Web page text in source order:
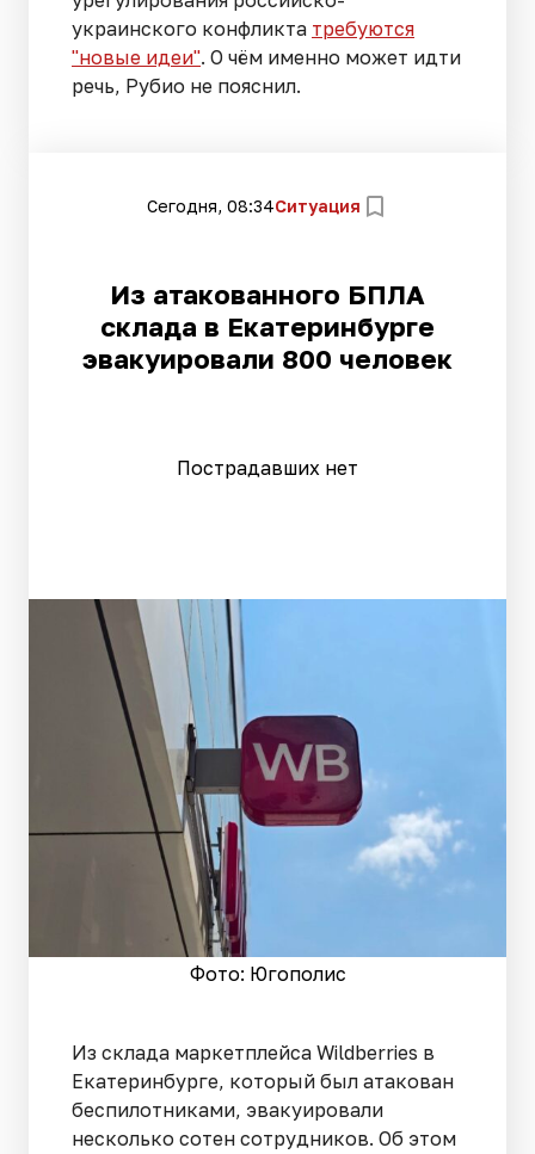
украинского конфликта требуются
"новые идеи". О чём именно может идти
речь, Рубио не пояснил.
Сегодня, 08:34Ситуация
Из атакованного БПЛА
склада в Екатеринбурге
эвакуировали 800 человек
Пострадавших нет
Фото: Югополис
Из склада маркетплейса Wildberries в
Екатеринбурге, который был атакован
беспилотниками, эвакуировали
несколько сотен сотрудников. Об этом